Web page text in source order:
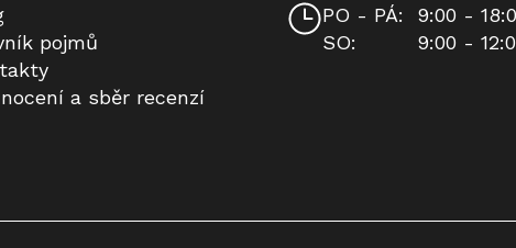
Skladem
Kód:10234490
pojmů
a sběr recenzí
PO - PÁ:
9:00 -
SO:
9:00 -